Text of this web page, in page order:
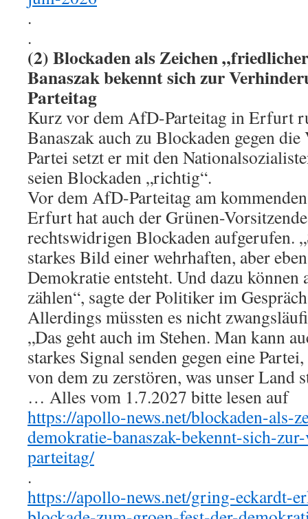
.
.
(2) Blockaden als Zeichen
Banaszak bekennt sich zur
Parteitag
Kurz vor dem AfD-Parteitag in Erfurt
Banaszak auch zu Blockaden gegen
Partei setzt er mit den
seien Blockaden „richtig“.
Vor dem AfD-Parteitag am
Erfurt hat auch der Grünen-
rechtswidrigen Blockaden aufgerufen.
starkes Bild einer wehrhaften, aber
Demokratie entsteht. Und dazu können
zählen“, sagte der Politiker im
Allerdings müssten es nicht
„Das geht auch im Stehen. Man kann
starkes Signal senden gegen eine
von dem zu zerstören, was unser Land
… Alles vom 1.7.2027 bitte lesen auf
https://apollo-news.net/blockaden-als-
demokratie-banaszak-bekennt-sich-
parteitag/
.
https://apollo-news.net/gring-eckardt-